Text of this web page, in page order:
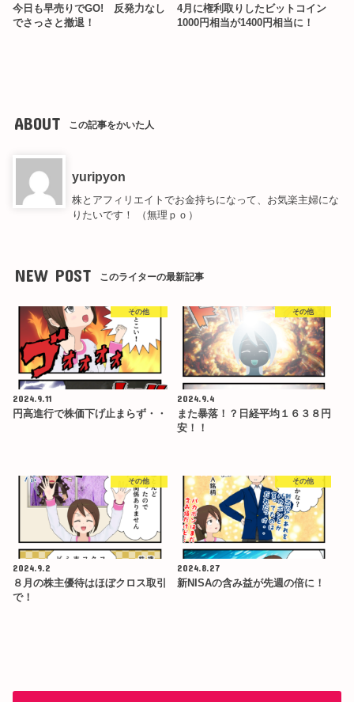
今日も早売りでGO! 反発力なし
でさっさと撤退！
4月に権利取りしたビットコイン
1000円相当が1400円相当に！
ABOUT この記事をかいた人
yuripyon
株とアフィリエイトでお金持ちになって、お気楽主婦にな
りたいです！ （無理ｐｏ）
NEW POST このライターの最新記事
その他
2024.9.11
円高進行で株価下げ止まらず・・
その他
2024.9.4
また暴落！？日経平均１６３８円
安！！
その他
2024.9.2
８月の株主優待はほぼクロス取引
で！
その他
2024.8.27
新NISAの含み益が先週の倍に！